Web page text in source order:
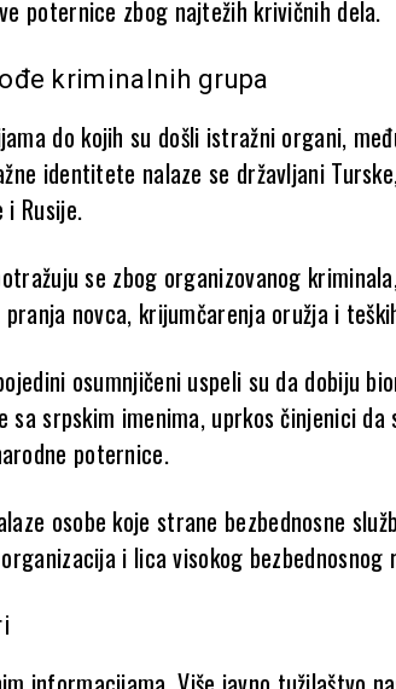
poternice zbog najtežih krivičnih dela.
kriminalnih grupa
do kojih su došli istražni organi,
identitete nalaze se državljani
i Rusije.
se zbog organizovanog
novca, krijumčarenja oružja i
osumnjičeni uspeli su da dobiju
srpskim imenima, uprkos činjenici da
poternice.
osobe koje strane bezbednosne
i lica visokog bezbednosnog